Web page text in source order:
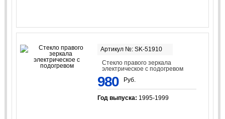
Артикул №: SK-51910
Стекло правого зеркала
электрическое с подогревом
980 Руб.
Год выпуска: 1995-1999